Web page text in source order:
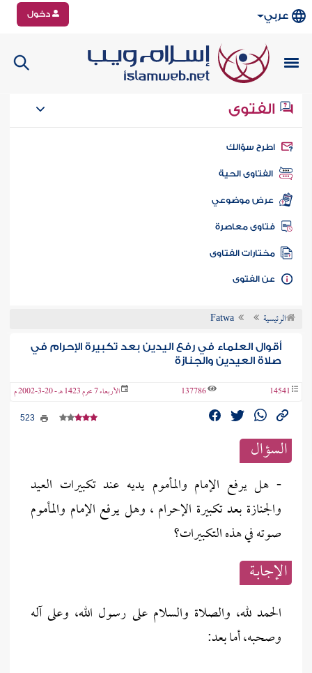
عربي دخول
الفتوى
سؤالك
الفتاوى الحية
عرض موضوعي
فتاوى معاصرة
مختارات الفتاوى
الفتوى
الرئيسية Fatwa
أقوال العلماء في رفع اليدين بعد تكبيرة الإحرام في
صلاة العيدين والجنازة
14541
137786 الأربعاء 7 محرم 1423 هـ - 20-3-2002 م
السؤال
- هل يرفع الإمام والمأموم يديه عند تكبيرات العيد
والجنازة بعد تكبيرة الإحرام ، وهل يرفع الإمام والمأموم
صوته في هذه التكبيرات؟
الإجابــة
الحمد لله، والصلاة والسلام على رسول الله، وعلى آله
وصحبه، أما بعد: